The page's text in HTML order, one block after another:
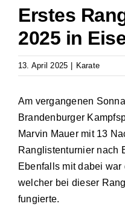
Erstes
2025 in
13. April 2025 Karate
Am vergangenen
Brandenburger
Marvin Mauer mit 13
Ranglistenturnier nach
Ebenfalls mit dabei
welcher bei dieser
fungierte.